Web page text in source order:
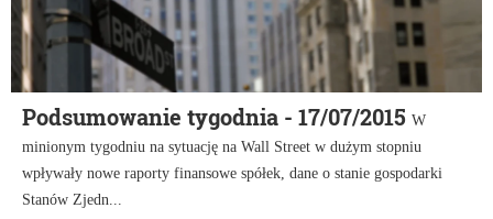
Podsumowanie tygodnia - 17/07/2015 W
minionym tygodniu na sytuację na Wall Street w dużym stopniu
wpływały nowe raporty finansowe spółek, dane o stanie gospodarki
Stanów Zjedn...